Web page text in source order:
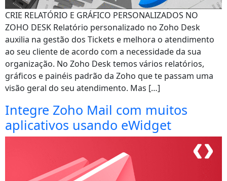
CRIE RELATÓRIO E GRÁFICO PERSONALIZADOS NO
ZOHO DESK Relatório personalizado no Zoho Desk
auxilia na gestão dos Tickets e melhora o atendimento
ao seu cliente de acordo com a necessidade da sua
organização. No Zoho Desk temos vários relatórios,
gráficos e painéis padrão da Zoho que te passam uma
visão geral do seu atendimento. Mas […]
Integre Zoho Mail com muitos
aplicativos usando eWidget